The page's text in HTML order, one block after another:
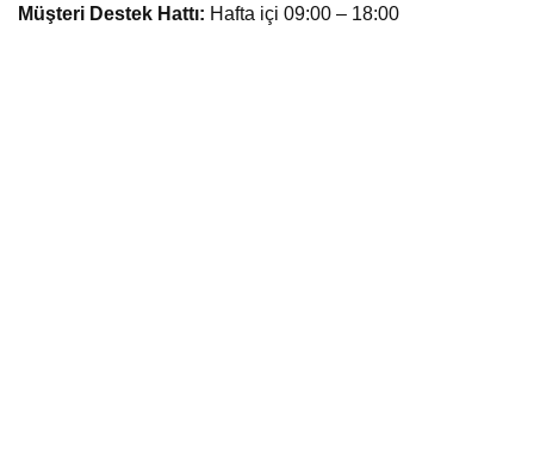
Müşteri Destek Hattı: Hafta içi 09:00 – 18:00